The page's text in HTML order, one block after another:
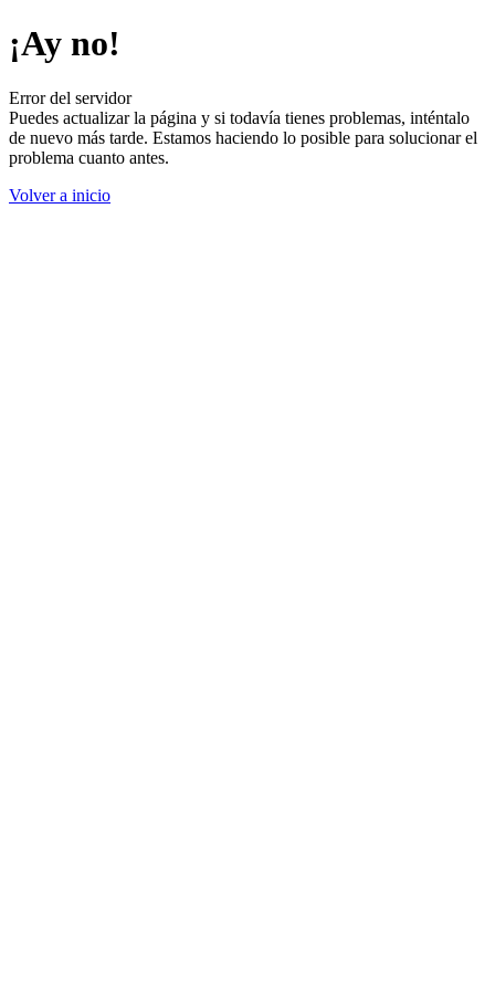
¡Ay no!
Error del servidor
Puedes actualizar la página y si todavía tienes problemas, inténtalo
de nuevo más tarde. Estamos haciendo lo posible para solucionar el
problema cuanto antes.
Volver a inicio